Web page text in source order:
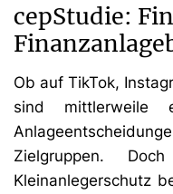
cepStudie:
Ob auf TikTok,
sind mittlerweile
Zielgruppen.
Kleinanlegerschutz